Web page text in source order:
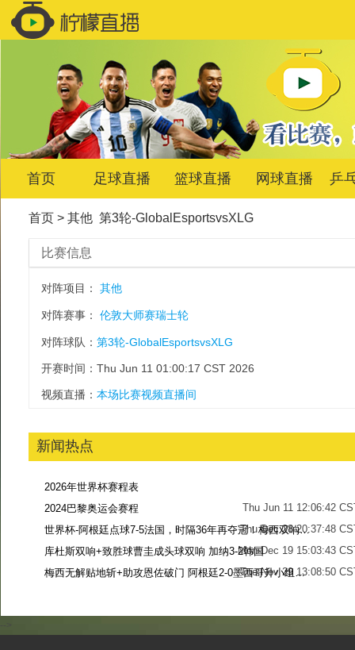
首页 足球直播 篮球直播 网球直播 乒
首页> 其他 第3轮-GlobalEsportsvsXLG
比赛信息
对阵项目： 其他
对阵赛事： 伦敦大师赛瑞士轮
对阵球队： 第3轮-GlobalEsportsvsXLG
开赛时间：Thu Jun 11 01:00:17 CST 2026
视频直播： 本场比赛视频直播间
新闻热点
2026年世界杯赛程表
Thu Jun 11 12:06:42
2024巴黎奥运会赛程
Thu Dec 28 20:37:48
世界杯-阿根廷点球7-5法国，时隔36年再夺冠！梅西双响姆巴佩戴帽
Mon Dec 19 15:03:43
库杜斯双响+致胜球曹圭成头球双响 加纳3-2韩国
Tue Nov 29 13:08:50
梅西无解贴地斩+助攻恩佐破门 阿根廷2-0墨西哥升小组第二